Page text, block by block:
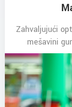
Zahvaljujući
mešavini